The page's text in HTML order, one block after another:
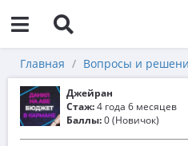
Главная Вопросы и
Джейран
Стаж:4 года 6 месяцев
Баллы:0 (Новичок)